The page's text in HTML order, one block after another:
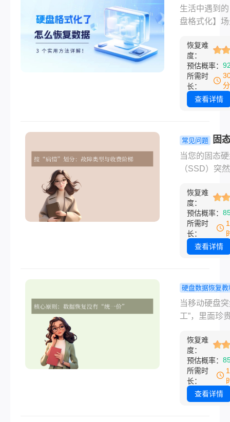
一标价，费
巨大，从几
那么1t硬盘
一般多少钱
文将为您解
价格的关键
并提供实用
硬盘格式化
么恢复数据
生活中遇到
盘格式化】
—— 前几天
姨拿着 U 盘
我，说插电
“需要格式化
用”，她点了
自己，上周
动硬盘，手
工作文档的
了 “快速格式
反应过来时
跳完了，当
凉了半截。
盘，U 盘、
也一样，不
格式化，还是
丢了，大家
应肯定是 “还
来不？”那么
据呢？
恢复难
度：
预估概率：
所需时
长：
查看详情
常见问题
固
数据恢复一
要收费多少
费门道！
当您的固态
（SSD）突
件、珍贵的
片或多年的
料可能瞬间
危。在焦急
决方案时，
恢复一般需
多少钱？答
价格范围极
几百元到上
等，并没有
定的“标价”。
费完全取决
的“病情”严
要理解这笔
我们需要走
恢复难
度：
预估概率：
所需时
长：
查看详情
硬盘数据恢复教
动硬盘数据
价格全解析
用之谜！
当移动硬盘突
工”，里面珍
件、多年的
间岌岌可危
据恢复就成
的希望。然
打听价格，
恢复难
度：
预估概率：
所需时
长：
查看详情